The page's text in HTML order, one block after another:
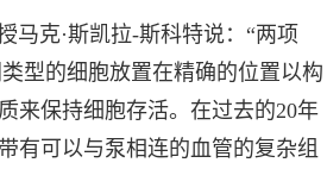
马克·斯凯拉-斯科特说：“两项
型的细胞放置在精确的位置以构
来保持细胞存活。在过去的20年
有可以与泵相连的血管的复杂组